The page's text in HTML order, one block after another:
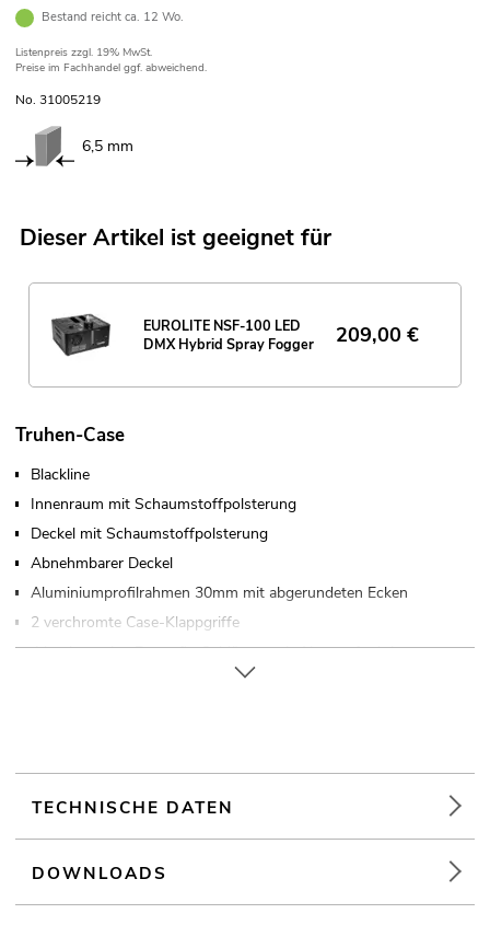
Bestand reicht ca. 12 Wo.
Listenpreis zzgl. 19% MwSt.
Preise im Fachhandel ggf. abweichend.
No. 31005219
6,5 mm
Dieser Artikel ist geeignet für
EUROLITE NSF-100 LED
DMX Hybrid Spray Fogger
209,00 €
Truhen-Case
Blackline
Innenraum mit Schaumstoffpolsterung
Deckel mit Schaumstoffpolsterung
Abnehmbarer Deckel
Aluminiumprofilrahmen 30mm mit abgerundeten Ecken
2 verchromte Case-Klappgriffe
4 hochwertige Butterfly-Schlösser mit Absperrfunktion
TECHNISCHE DATEN
DOWNLOADS